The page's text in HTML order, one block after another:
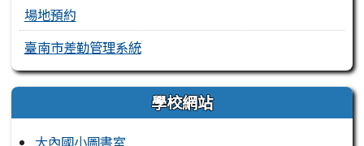
場地預約
臺南市差勤管理系統
學校網站